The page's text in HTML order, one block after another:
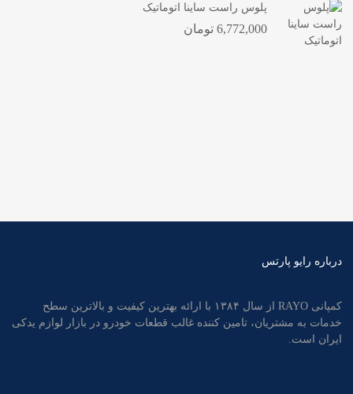
پلوس راست ساینا اتوماتیک
6,772,000 تومان
درباره رایو پارتس
کمپانی RAYO از سال ۱۳۸۴ با ارائه بهترین کیفیت و بالاترین سطح
خدمات به مشتریان، تامین کننده غالب قطعات خودرو در بازار لوازم یدکی
ایران است.